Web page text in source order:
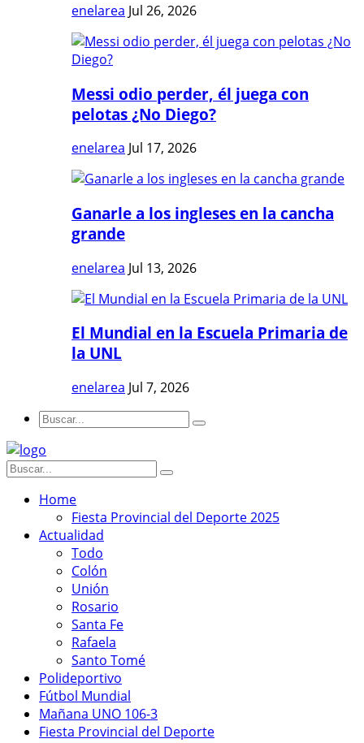
enelarea Jul 26, 2026
Messi odio perder, él juega con
pelotas ¿No Diego?
enelarea Jul 17, 2026
Ganarle a los ingleses en la cancha
grande
enelarea Jul 13, 2026
El Mundial en la Escuela Primaria de
la UNL
enelarea Jul 7, 2026
Home
Fiesta Provincial del Deporte 2025
Actualidad
Todo
Colón
Unión
Rosario
Santa Fe
Rafaela
Santo Tomé
Polideportivo
Fútbol Mundial
Mañana UNO 106-3
Fiesta Provincial del Deporte